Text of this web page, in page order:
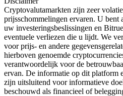
Cryptovalutamarkten zijn zeer
prijsschommelingen ervaren. U
uw investeringsbeslissingen en
eventuele verliezen die u lijdt. We
voor prijs- en andere
hierboven genoemde
verantwoordelijk voor de
ervan. De informatie op dit platform
zijn uitsluitend voor informatieve
beschouwd als financieel of